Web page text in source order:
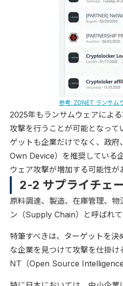
参考: ZDNET ランサム
2025年もランサムウェアによ
攻撃を行うことが可能となっ
ゲットも企業だけでなく、政
Own Device）を推奨している
ウェア攻撃が増加する可能性が
2-2 サプライチェ
原料調達、製造、在庫管理、
ン（Supply Chain）と呼ばれて
特筆すべきは、ターゲットを
な企業を見つけて攻撃を仕掛
NT（Open Source Intelligence